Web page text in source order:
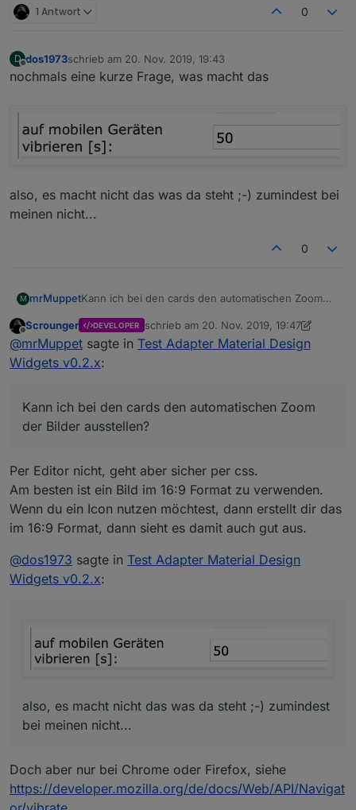
1 Antwort 0
D
Offline
dos1973schrieb am 20. Nov. 2019, 19:43
zuletzt editiert von
nochmals eine kurze Frage, was macht das
also, es macht nicht das was da steht ;-) zumindest bei
meinen nicht...
0
M mrMuppetKann ich bei den cards den automatischen Zoom
einbauen, aber im Moment wird die Größe des
Textfeldes immer an den Text angepasst und das
Bild wird ohne Rücksicht auf Verschnitt auf die zur
Den runden Slider finde ich übrigens spitze! Suche
schon langedanach, auch weil er bei Google Nest
so aussieht
Offline
Scrounger DEVELOPER schrieb am 20. Nov. 2019, 19:47
zuletzt editiert von Scrounger
@mrMuppet sagte in Test Adapter Material Design
Widgets v0.2.x:
Kann ich bei den cards den automatischen Zoom
der Bilder ausstellen?
Per Editor nicht, geht aber sicher per css.
Am besten ist ein Bild im 16:9 Format zu verwenden.
Wenn du ein Icon nutzen möchtest, dann erstellt dir das
im 16:9 Format, dann sieht es damit auch gut aus.
@dos1973 sagte in Test Adapter Material Design
Widgets v0.2.x:
also, es macht nicht das was da steht ;-) zumindest
bei meinen nicht...
Doch aber nur bei Chrome oder Firefox, siehe
https://developer.mozilla.org/de/docs/Web/API/Navigat